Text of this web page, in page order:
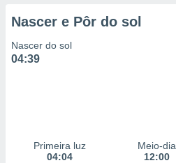
Nascer e Pôr do sol
Nascer do sol
04:39
Primeira luz
04:04
Meio-dia
12:00